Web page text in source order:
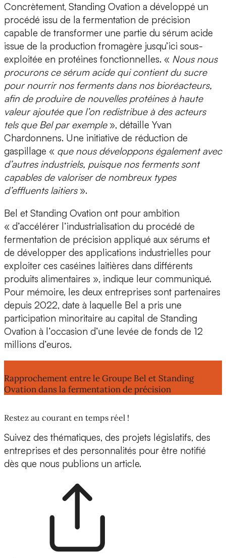
Concrètement, Standing Ovation a développé un
procédé issu de la fermentation de précision
capable de transformer une partie du sérum acide
issue de la production fromagère jusqu’ici sous-
exploitée en protéines fonctionnelles. « Nous nous
procurons ce sérum acide qui contient du sucre
pour nourrir nos ferments dans nos bioréacteurs,
afin de produire de nouvelles protéines à haute
valeur ajoutée que l’on redistribue à des acteurs
tels que Bel par exemple», détaille Yvan
Chardonnens. Une initiative de réduction de
gaspillage « que nous développons également avec
d’autres industriels, puisque nos ferments sont
capables de valoriser de nombreux types
d’effluents laitiers».
Bel et Standing Ovation ont pour ambition
« d’accélérer l’industrialisation du procédé de
fermentation de précision appliqué aux sérums et
de développer des applications industrielles pour
exploiter ces caséines laitières dans différents
produits alimentaires », indique leur communiqué.
Pour mémoire, les deux entreprises sont partenaires
depuis 2022, date à laquelle Bel a pris une
participation minoritaire au capital de Standing
Ovation à l’occasion d’une levée de fonds de 12
millions d’euros.
Rapprochement entre le Groupe Bel et Standing
Ovation dans la fermentation de précision
Restez au courant en temps réel !
Suivez des thématiques, des projets législatifs, des
entreprises et des personnalités pour être notifié
dès que nous publions un article.